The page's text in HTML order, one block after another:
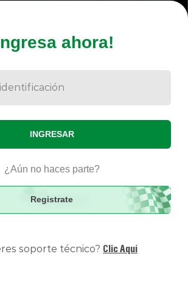
ahora!
INGRESAR
¿Aún no haces parte?
Registrate
soporte técnico? Clic Aquí